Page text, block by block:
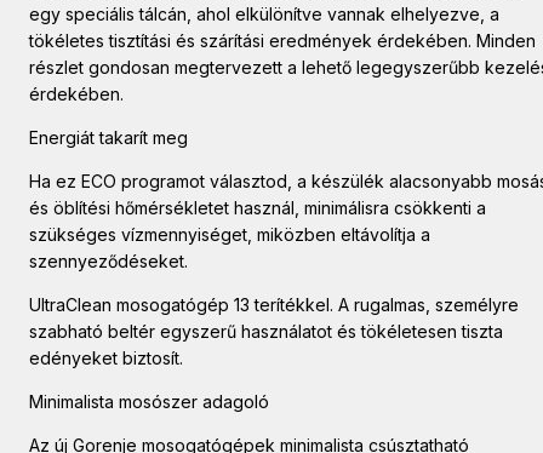
egy speciális tálcán, ahol elkülönítve vannak elhelyezve, a
tökéletes tisztítási és szárítási eredmények érdekében. Minden
részlet gondosan megtervezett a lehető legegyszerűbb
érdekében.
Energiát takarít meg
Ha ez ECO programot választod, a készülék alacsonyabb
és öblítési hőmérsékletet használ, minimálisra csökkenti a
szükséges vízmennyiséget, miközben eltávolítja a
szennyeződéseket.
UltraClean mosogatógép 13 terítékkel. A rugalmas, személyre
szabható beltér egyszerű használatot és tökéletesen tiszta
edényeket biztosít.
Minimalista mosószer adagoló
Az új Gorenje mosogatógépek minimalista csúsztatható